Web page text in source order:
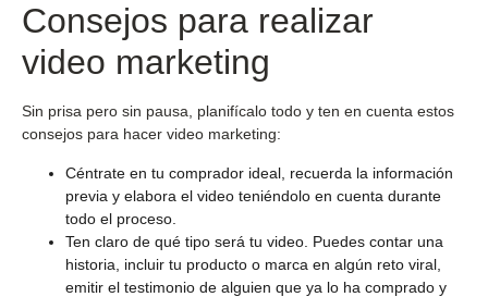
Consejos para realizar
video marketing
Sin prisa pero sin pausa, planifícalo todo y ten en cuenta estos
consejos para hacer video marketing:
Céntrate en tu comprador ideal, recuerda la información
previa y elabora el video teniéndolo en cuenta durante
todo el proceso.
Ten claro de qué tipo será tu video. Puedes contar una
historia, incluir tu producto o marca en algún reto viral,
emitir el testimonio de alguien que ya lo ha comprado y